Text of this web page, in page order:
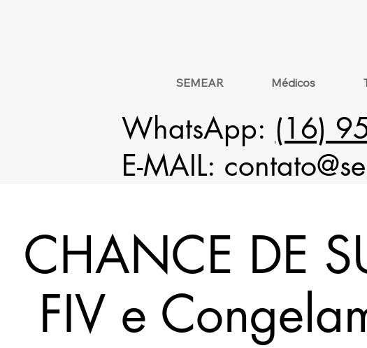
SEMEAR Médicos
WhatsApp: (16)
E-MAIL:
CHANCE DE
FIV e